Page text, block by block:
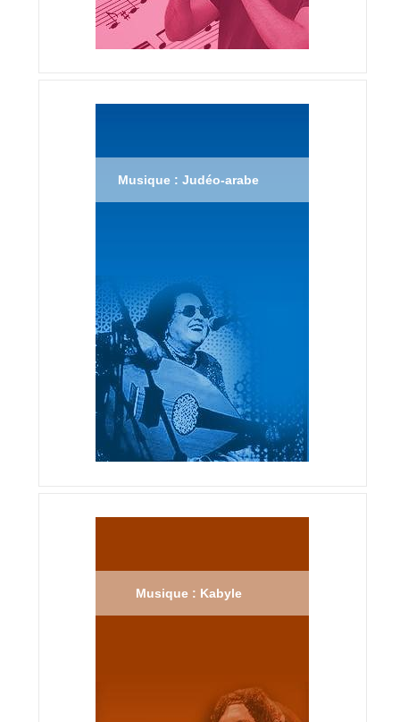
Musique : Judéo-arabe
Musique : Kabyle